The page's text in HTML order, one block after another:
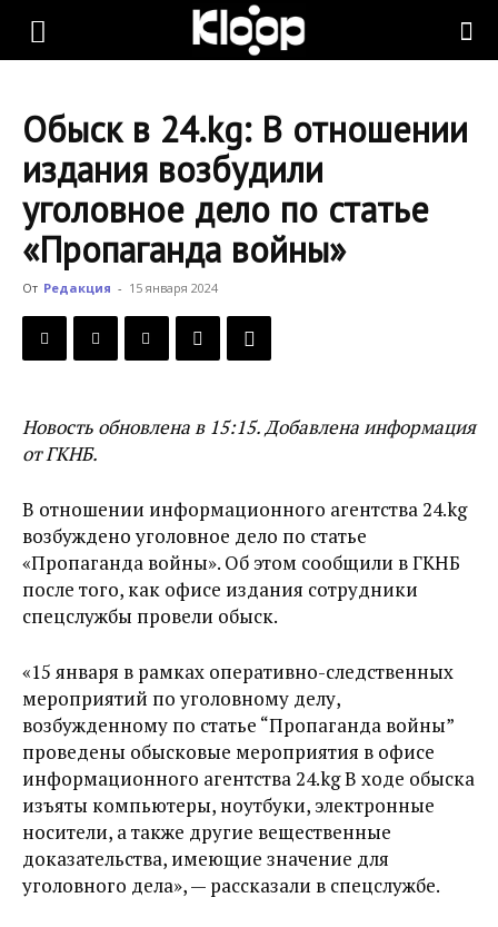
KLOOP.KG
Новости
Кыргызстана
Обыск в 24.kg: В отношении
издания возбудили
уголовное дело по статье
«Пропаганда войны»
От Редакция - 15 января 2024
Новость обновлена в 15:15. Добавлена информация
от ГКНБ.
В отношении информационного агентства 24.kg
возбуждено уголовное дело по статье
«Пропаганда войны». Об этом сообщили в ГКНБ
после того, как офисе издания сотрудники
спецслужбы провели обыск.
«15 января в рамках оперативно-следственных
мероприятий по уголовному делу,
возбужденному по статье “Пропаганда войны”
проведены обысковые мероприятия в офисе
информационного агентства 24.kg В ходе обыска
изъяты компьютеры, ноутбуки, электронные
носители, а также другие вещественные
доказательства, имеющие значение для
уголовного дела», — рассказали в спецслужбе.